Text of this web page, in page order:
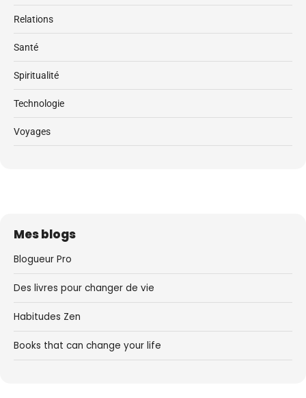
Relations
Santé
Spiritualité
Technologie
Voyages
Mes blogs
Blogueur Pro
Des livres pour changer de vie
Habitudes Zen
Books that can change your life